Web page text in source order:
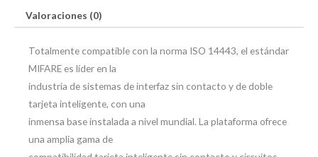
Valoraciones (0)
Totalmente compatible con la norma ISO 14443, el estándar
MIFARE es líder en la
industria de sistemas de interfaz sin contacto y de doble
tarjeta inteligente, con una
inmensa base instalada a nivel mundial. La plataforma ofrece
una amplia gama de